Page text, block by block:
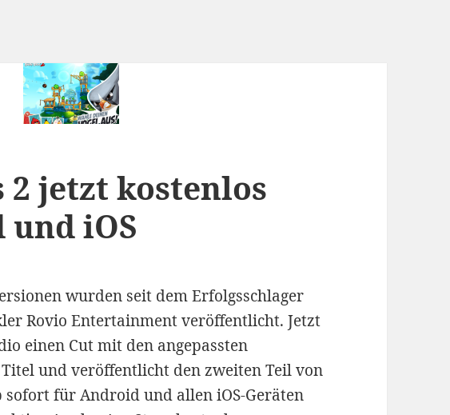
jetzt kostenlos
iOS
wurden seit dem Erfolgsschlager
Rovio Entertainment veröffentlicht. Jetzt
einen Cut mit den angepassten
und veröffentlicht den zweiten Teil von
sofort für Android und allen iOS-Geräten